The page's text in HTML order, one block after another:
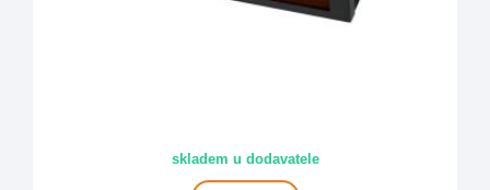
skladem u dodavatele